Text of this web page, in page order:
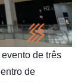
de três
de